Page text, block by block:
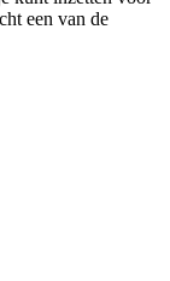
een van de